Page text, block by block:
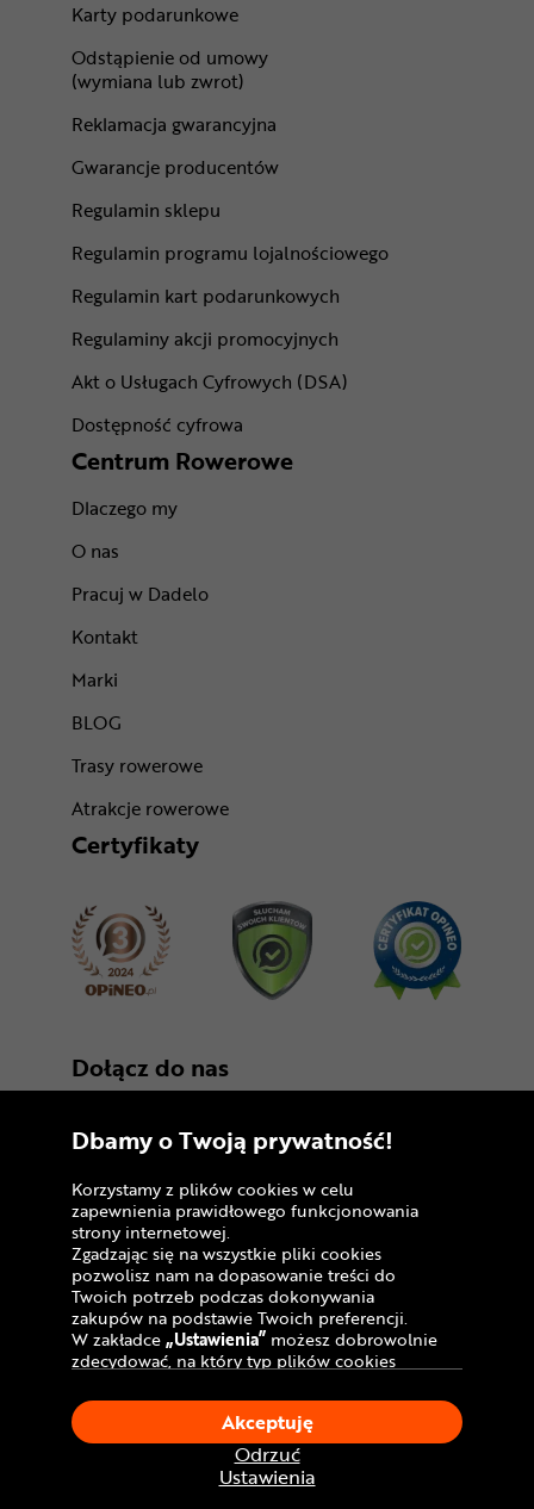
Karty podarunkowe
Odstąpienie od umowy
(wymiana lub zwrot)
Reklamacja gwarancyjna
Gwarancje producentów
Regulamin sklepu
Regulamin programu lojalnościowego
Regulamin kart podarunkowych
Regulaminy akcji promocyjnych
Akt o Usługach Cyfrowych (DSA)
Dostępność cyfrowa
Centrum Rowerowe
Dlaczego my
O nas
Pracuj w Dadelo
Kontakt
Marki
BLOG
Trasy rowerowe
Atrakcje rowerowe
Certyfikaty
Dołącz do nas
Copyright © 2005 - 2026
Polityka prywatności i zasady korzystania z
serwisu
Informacja o plikach cookies
Mapa witryny
Dbamy o Twoją prywatność!
Korzystamy z plików cookies w celu
zapewnienia prawidłowego funkcjonowania
strony internetowej.
Zgadzając się na wszystkie pliki cookies
pozwolisz nam na dopasowanie treści do
Twoich potrzeb podczas dokonywania
zakupów na podstawie Twoich preferencji.
W zakładce„Ustawienia” możesz dobrowolnie
zdecydować, na który typ plików cookies
Klikając„Akceptuję”, wyrażasz zgodę na
stosowanie ciasteczek zgodnie z ustawieniami
Twojej przeglądarki.
W dowolnym momencie, możesz dokonać
zmiany swojego wyboru klikając opcję
Ustawienia
Odrzuć
Akceptuję